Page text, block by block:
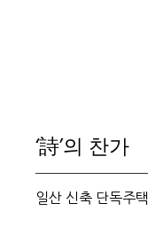
‘詩’의 찬가
일산 신축 단독주택